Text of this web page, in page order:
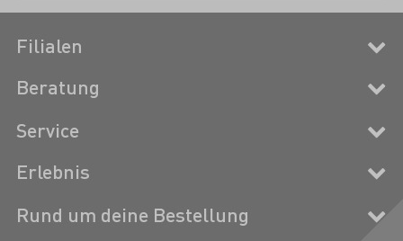
Filialen
Beratung
Service
Erlebnis
Rund um deine Bestellung